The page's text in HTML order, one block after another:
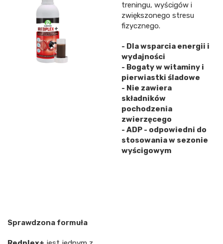
treningu, wyścigów i
zwiększonego stresu
fizycznego.
- Dla wsparcia energii i
wydajności
- Bogaty w witaminy i
pierwiastki śladowe
- Nie zawiera
składników
pochodzenia
zwierzęcego
- ADP - odpowiedni do
stosowania w sezonie
wyścigowym
Sprawdzona formuła